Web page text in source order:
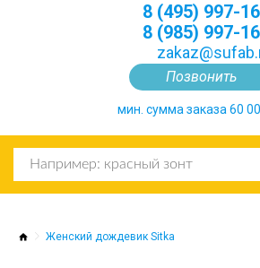
Позвонить
8 (495) 997-
8 (985) 997-
мин. сумма заказа 60
Женский дождевик Sitka